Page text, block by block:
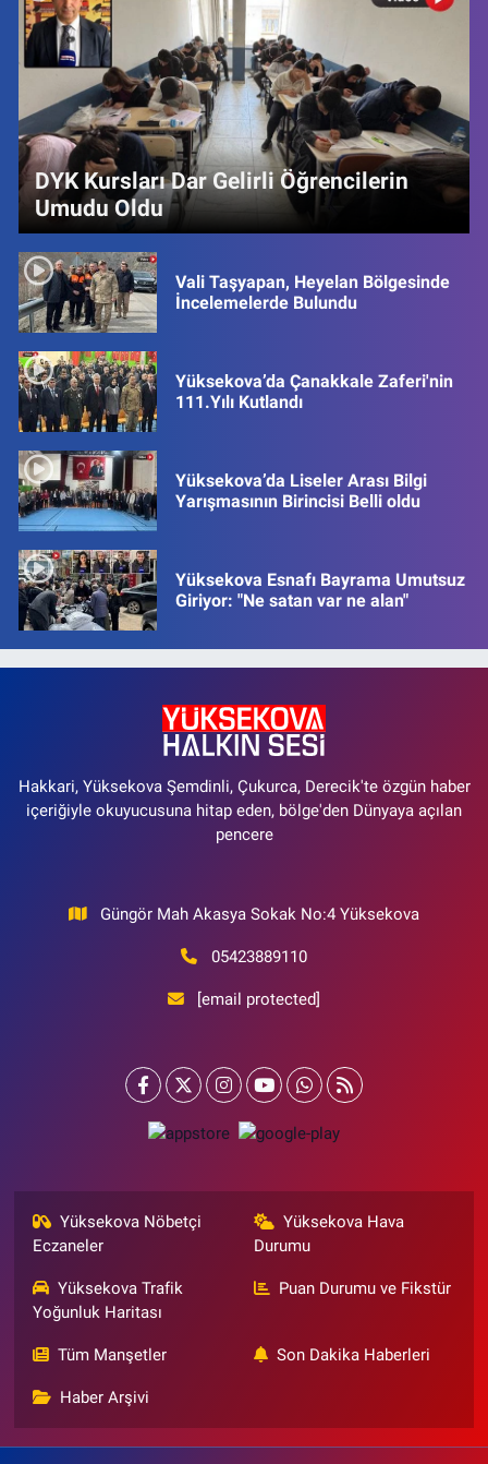
DYK Kursları Dar Gelirli Öğrencilerin
Umudu Oldu
Vali Taşyapan, Heyelan Bölgesinde
İncelemelerde Bulundu
Yüksekova’da Çanakkale Zaferi'nin
111.Yılı Kutlandı
Yüksekova’da Liseler Arası Bilgi
Yarışmasının Birincisi Belli oldu
Yüksekova Esnafı Bayrama Umutsuz
Giriyor: "Ne satan var ne alan"
Hakkari, Yüksekova Şemdinli, Çukurca, Derecik'te özgün haber
içeriğiyle okuyucusuna hitap eden, bölge'den Dünyaya açılan
pencere
Güngör Mah Akasya Sokak No:4 Yüksekova
05423889110
[email protected]
Yüksekova Nöbetçi
Eczaneler
Yüksekova Hava
Durumu
Yüksekova Trafik
Yoğunluk Haritası
Puan Durumu ve Fikstür
Tüm Manşetler Son Dakika Haberleri
Haber Arşivi